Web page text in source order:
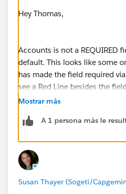
Hey Thomas,
Accounts is not a REQUIRED
default. This looks like some
has made the field required
see a Red Line besides the
in place.
Customize | Contacts |
Mostrar más
A 1 persona más le
Susan Thayer (Sogeti/